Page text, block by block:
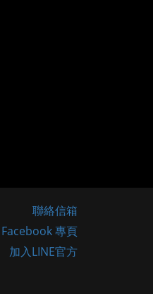
聯絡信箱
Facebook 專頁
加入LINE官方